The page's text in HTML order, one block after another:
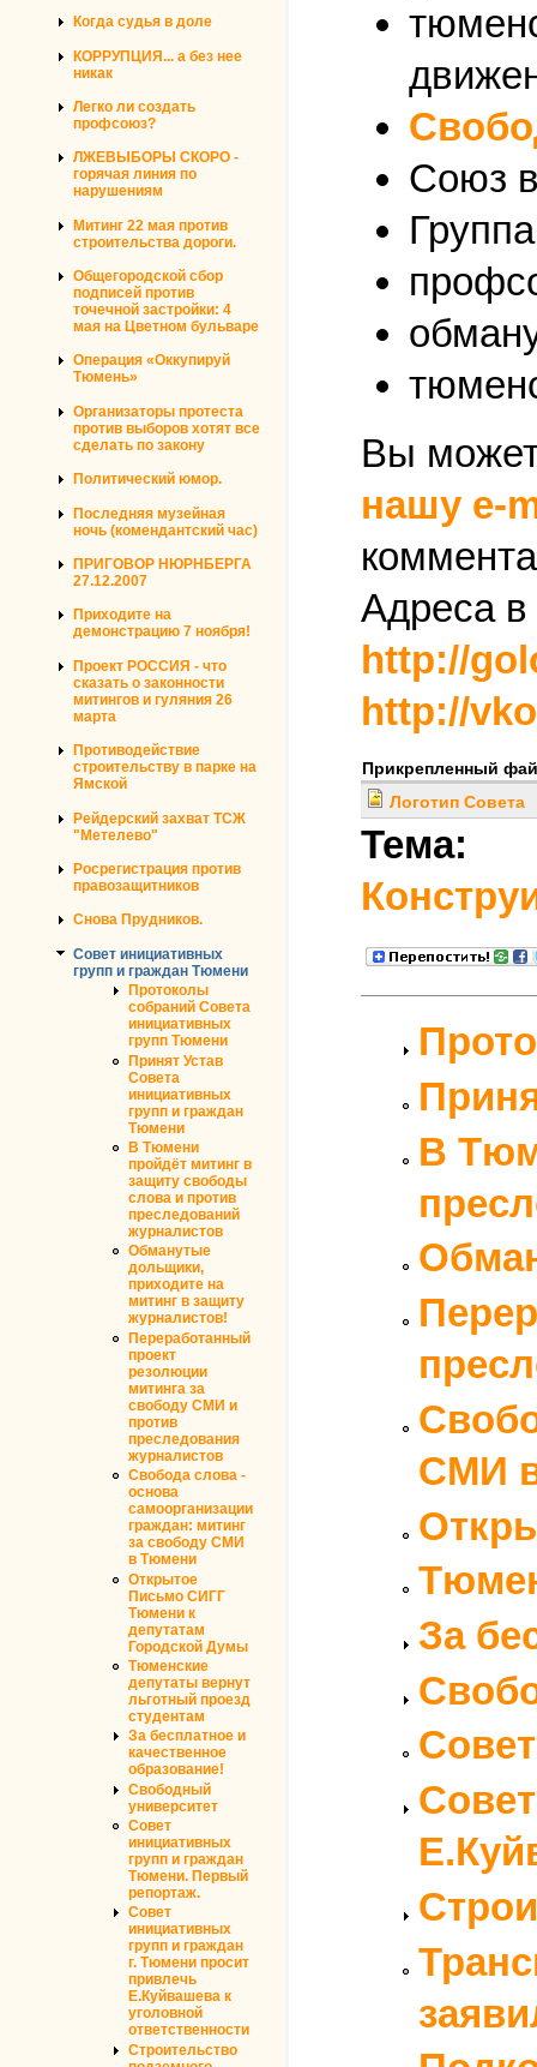
Когда судья в доле
КОРРУПЦИЯ... а без нее
никак
Легко ли создать
профсоюз?
ЛЖЕВЫБОРЫ СКОРО -
горячая линия по
нарушениям
Митинг 22 мая против
строительства дороги.
Общегородской сбор
подписей против
точечной застройки: 4
мая на Цветном бульваре
Операция «Оккупируй
Тюмень»
Организаторы протеста
против выборов хотят все
сделать по закону
Политический юмор.
Последняя музейная
ночь (комендантский час)
ПРИГОВОР НЮРНБЕРГА
27.12.2007
Приходите на
демонстрацию 7 ноября!
Проект РОССИЯ - что
сказать о законности
митингов и гуляния 26
марта
Противодействие
строительству в парке на
Ямской
Рейдерский захват ТСЖ
"Метелево"
Росрегистрация против
правозащитников
Снова Прудников.
Совет инициативных
групп и граждан Тюмени
Протоколы
собраний Совета
инициативных
групп Тюмени
Принят Устав
Совета
инициативных
групп и граждан
Тюмени
В Тюмени
пройдёт митинг в
защиту свободы
слова и против
преследований
журналистов
Обманутые
дольщики,
приходите на
митинг в защиту
журналистов!
Переработанный
проект
резолюции
митинга за
свободу СМИ и
против
преследования
журналистов
Свобода слова -
основа
самоорганизации
граждан: митинг
за свободу СМИ
в Тюмени
Открытое
Письмо СИГГ
Тюмени к
депутатам
Городской Думы
Тюменские
депутаты вернут
льготный проезд
студентам
За бесплатное и
качественное
образование!
Свободный
университет
Совет
инициативных
групп и граждан
Тюмени. Первый
репортаж.
Совет
инициативных
групп и граждан
г. Тюмени просит
привлечь
Е.Куйвашева к
уголовной
ответственности
Строительство
Союз
Вы
нашу e-
Адреса в
http://
http://
Прикрепленный
Логотип Совета
Тема:
В
СМИ
За